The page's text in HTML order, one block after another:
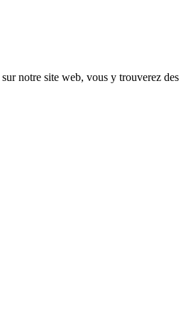
sur notre site web, vous y trouverez